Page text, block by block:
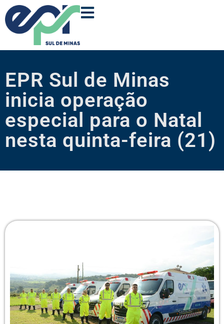
EPR Sul de Minas
inicia operação
especial para o Natal
nesta quinta-feira (21)